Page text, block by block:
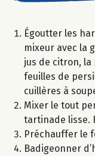
Égoutter les
mixeur avec la
jus de citron, la
feuilles de
cuillères à
Mixer le tout
tartinade lisse.
Préchauffer le
Badigeonner